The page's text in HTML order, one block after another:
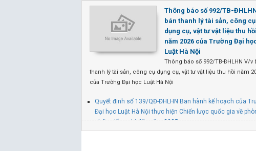
Thông báo số 992/TB-
bán thanh lý tài sản, công cụ
dụng cụ, vật tư vật liệu thu hồi
năm 2026 của Trường Đại
Luật Hà Nội
Thông báo số 992/TB-ĐHLHN V/v
thanh lý tài sản, công cụ dụng cụ, vật tư vật liệu thu hồi năm
của Trường Đại học Luật Hà Nội
Quyết định số 139/QĐ-ĐHLHN Ban hành kế hoạch của
Đại học Luật Hà Nội thực hiện Chiến lược quốc gia về
chống lãng phí đến năm 2035
Quyết định số 137/QĐ-ĐHLHN Ban hành Chương trình